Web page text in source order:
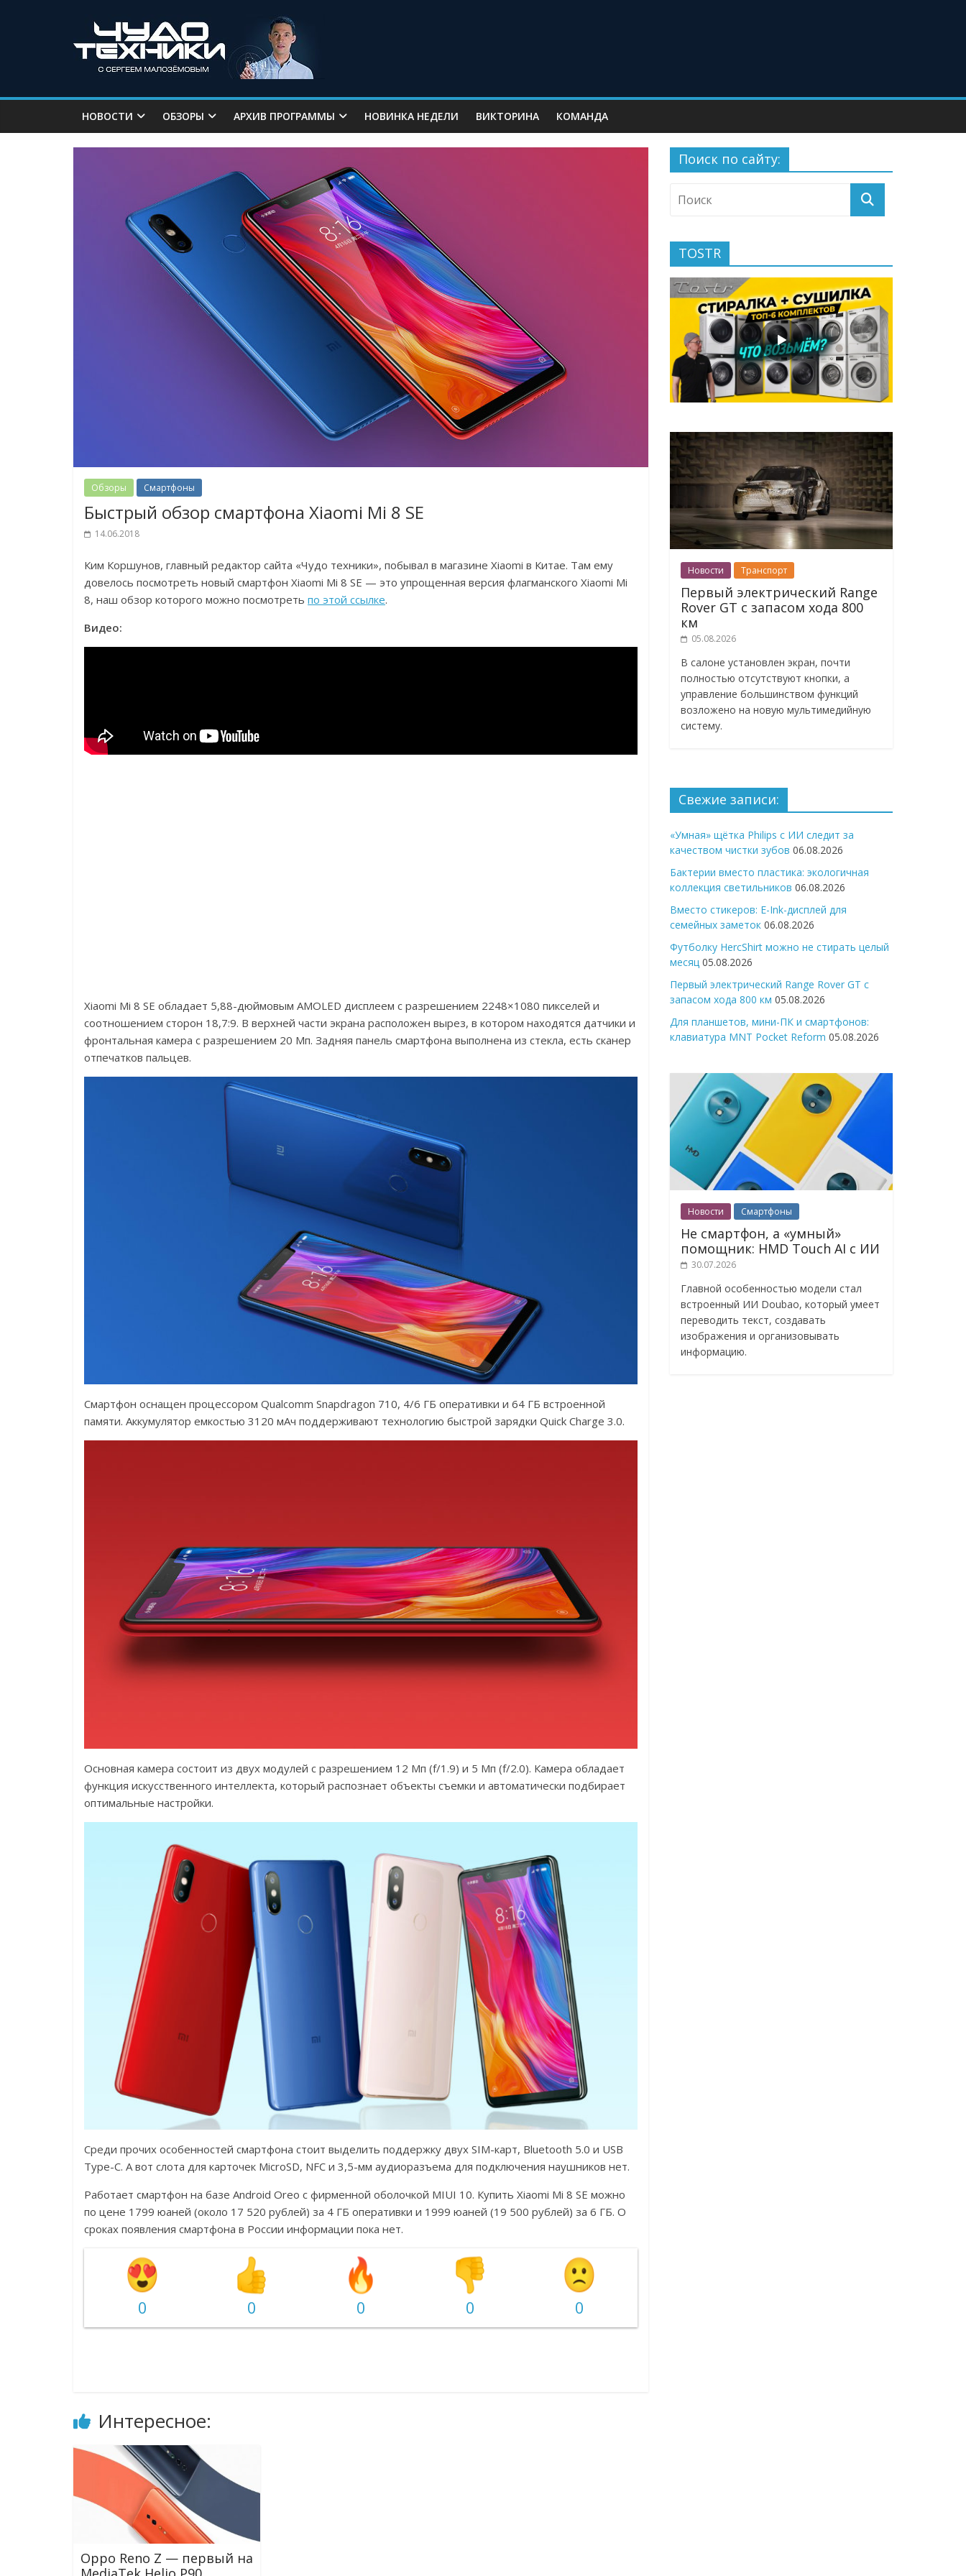
НОВОСТИ ОБЗОРЫ АРХИВ ПРОГРАММЫ НОВИНКА НЕДЕЛИ ВИКТОРИНА КОМАНДА
Обзоры Смартфоны
Быстрый обзор смартфона Xiaomi Mi 8 SE
14.06.2018
Ким Коршунов, главный редактор сайта «Чудо техники», побывал в магазине Xiaomi в Китае. Там ему
довелось посмотреть новый смартфон Xiaomi Mi 8 SE — это упрощенная версия флагманского Xiaomi Mi
8, наш обзор которого можно посмотреть по этой ссылке.
Видео:
Xiaomi Mi 8 SE обладает 5,88-дюймовым AMOLED дисплеем с разрешением 2248×1080 пикселей и
соотношением сторон 18,7:9. В верхней части экрана расположен вырез, в котором находятся датчики и
фронтальная камера с разрешением 20 Мп. Задняя панель смартфона выполнена из стекла, есть сканер
отпечатков пальцев.
Смартфон оснащен процессором Qualcomm Snapdragon 710, 4/6 ГБ оперативки и 64 ГБ встроенной
памяти. Аккумулятор емкостью 3120 мАч поддерживают технологию быстрой зарядки Quick Charge 3.0.
Основная камера состоит из двух модулей с разрешением 12 Мп (f/1.9) и 5 Мп (f/2.0). Камера обладает
функция искусственного интеллекта, который распознает объекты съемки и автоматически подбирает
оптимальные настройки.
Среди прочих особенностей смартфона стоит выделить поддержку двух SIM-карт, Bluetooth 5.0 и USB
Type-C. А вот слота для карточек MicroSD, NFC и 3,5-мм аудиоразъема для подключения наушников нет.
Работает смартфон на базе Android Oreo с фирменной оболочкой MIUI 10. Купить Xiaomi Mi 8 SE можно
по цене 1799 юаней (около 17 520 рублей) за 4 ГБ оперативки и 1999 юаней (19 500 рублей) за 6 ГБ. О
сроках появления смартфона в России информации пока нет.
0 0 0 0 0
Интересное:
Oppo Reno Z — первый на
Поиск по сайту:
TOSTR
Новости Транспорт
Первый электрический Range
Rover GT с запасом хода 800
км
05.08.2026
В салоне установлен экран, почти
полностью отсутствуют кнопки, а
управление большинством функций
возложено на новую мультимедийную
систему.
Свежие записи:
«Умная» щётка Philips с ИИ следит за
качеством чистки зубов 06.08.2026
Бактерии вместо пластика: экологичная
коллекция светильников 06.08.2026
Вместо стикеров: E-Ink-дисплей для
семейных заметок 06.08.2026
Футболку HercShirt можно не стирать целый
месяц 05.08.2026
Первый электрический Range Rover GT с
запасом хода 800 км 05.08.2026
Для планшетов, мини-ПК и смартфонов:
клавиатура MNT Pocket Reform 05.08.2026
Новости Смартфоны
Не смартфон, а «умный»
помощник: HMD Touch AI с ИИ
30.07.2026
Главной особенностью модели стал
встроенный ИИ Doubao, который умеет
переводить текст, создавать
изображения и организовывать
информацию.